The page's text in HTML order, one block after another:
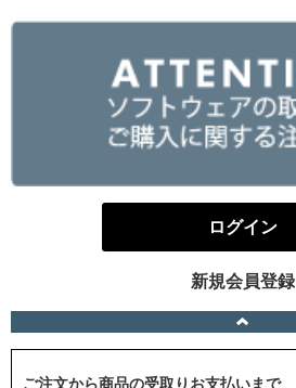
ログイン
新規会員登録
ご注文から商品の受取りお支払いまで